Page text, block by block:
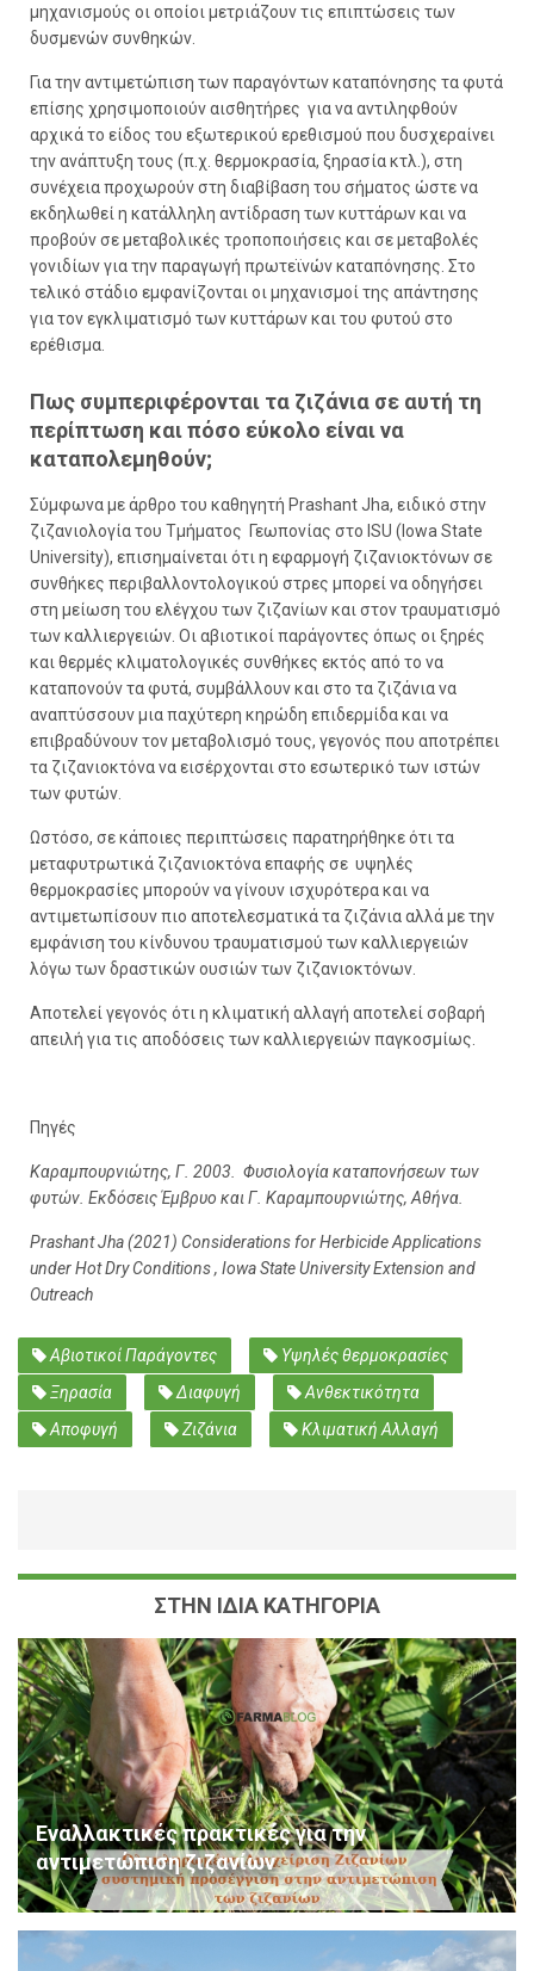
μηχανισμούς οι οποίοι μετριάζουν τις επιπτώσεις των
δυσμενών συνθηκών.
Για την αντιμετώπιση των παραγόντων καταπόνησης τα φυτά
επίσης χρησιμοποιούναισθητήρες για νααντιληφθούν
αρχικάτο είδος του εξωτερικού ερεθισμού που δυσχεραίνει
την ανάπτυξη τους (π.χ. θερμοκρασία, ξηρασία κτλ.), στη
συνέχεια προχωρούν στη διαβίβαση του σήματος ώστε να
εκδηλωθεί η κατάλληλη αντίδραση των κυττάρων και να
προβούν σε μεταβολικές τροποποιήσεις και σε μεταβολές
γονιδίων για την παραγωγή πρωτεϊνών καταπόνησης. Στο
τελικό στάδιο εμφανίζονται οι μηχανισμοί της απάντησης
για τον εγκλιματισμό των κυττάρων και του φυτού στο
ερέθισμα.
Πως συμπεριφέρονται τα ζιζάνια σε αυτή τη
περίπτωση και πόσο εύκολο είναι να
καταπολεμηθούν;
Σύμφωνα με άρθρο του καθηγητή Prashant Jha, ειδικό στην
ζιζανιολογία του Τμήματος Γεωπονίας στο ISU (Ιowa State
University), επισημαίνεται ότι η εφαρμογή ζιζανιοκτόνων σε
συνθήκες περιβαλλοντολογικού στρες μπορεί να οδηγήσει
στη μείωση του ελέγχου των ζιζανίων και στον τραυματισμό
των καλλιεργειών. Οι αβιοτικοί παράγοντες όπως οι ξηρές
και θερμές κλιματολογικές συνθήκες εκτός από το να
καταπονούν τα φυτά, συμβάλλουν και στο τα ζιζάνια να
αναπτύσσουν μια παχύτερη κηρώδη επιδερμίδα και να
επιβραδύνουν τον μεταβολισμό τους, γεγονός που αποτρέπει
τα ζιζανιοκτόνα να εισέρχονται στο εσωτερικό των ιστών
των φυτών.
Ωστόσο, σε κάποιες περιπτώσεις παρατηρήθηκε ότι τα
μεταφυτρωτικά ζιζανιοκτόνα επαφής σε υψηλές
θερμοκρασίες μπορούν να γίνουν ισχυρότερα και να
αντιμετωπίσουν πιο αποτελεσματικά τα ζιζάνια αλλά με την
εμφάνιση του κίνδυνου τραυματισμού των καλλιεργειών
λόγω των δραστικών ουσιών των ζιζανιοκτόνων.
Αποτελεί γεγονός ότι η κλιματική αλλαγή αποτελεί σοβαρή
απειλή για τις αποδόσεις των καλλιεργειών παγκοσμίως.
Πηγές
Καραμπουρνιώτης, Γ. 2003. Φυσιολογία καταπονήσεων των
φυτών. Εκδόσεις Έμβρυο και Γ. Καραμπουρνιώτης, Αθήνα.
Prashant Jha (2021) Considerations for Herbicide Applications
under Hot Dry Conditions , Iowa State University Extension and
Outreach
Αβιοτικοί Παράγοντες
Υψηλές θερμοκρασίες
Ξηρασία
Διαφυγή
Ανθεκτικότητα
Αποφυγή
Ζιζάνια Κλιματική Αλλαγή
ΣΤΗΝ ΙΔΙΑ ΚΑΤΗΓΟΡΙΑ
Εναλλακτικές πρακτικές για την
αντιμετώπιση ζιζανίων